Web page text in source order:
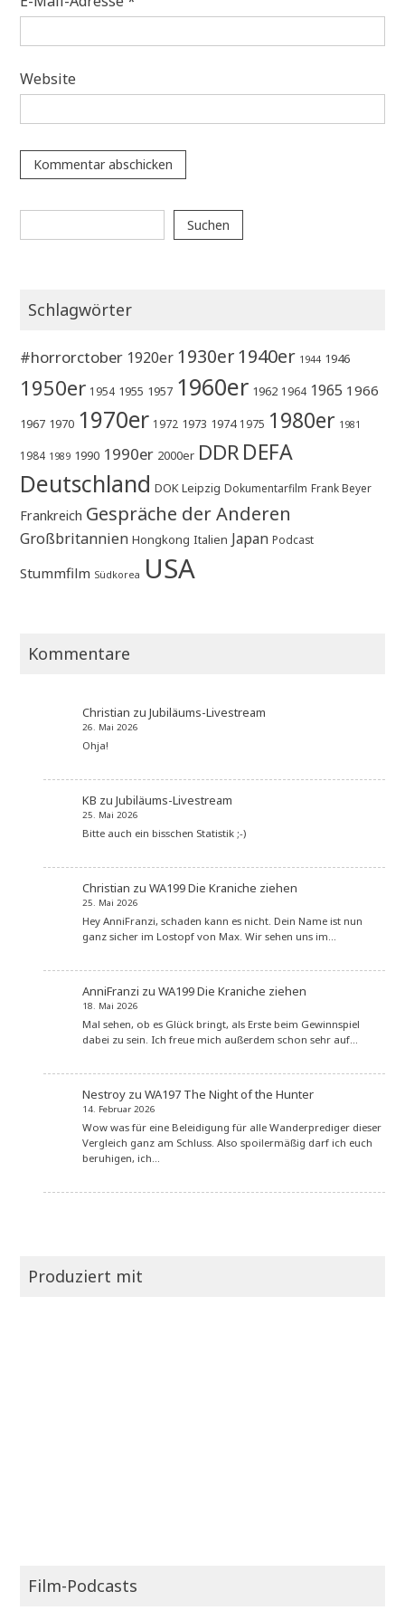
Website
Suchen
Suchen
Schlagwörter
#horrorctober 1920er 1930er1940er 1944 1946
1950er 1954 1955 1957 1960er 1962 1964 1965 1966
1967 1970 1970er 1972 1973 1974 1975 1980er 1981
1984 1989 1990 1990er 2000er DDR DEFA
Deutschland DOK Leipzig Dokumentarfilm Frank Beyer
Frankreich Gespräche der Anderen
Großbritannien Hongkong Italien Japan Podcast
Stummfilm Südkorea USA
Kommentare
Christian zu Jubiläums-Livestream
26. Mai 2026
Ohja!
KB zu Jubiläums-Livestream
25. Mai 2026
Bitte auch ein bisschen Statistik ;-)
Christian zu WA199 Die Kraniche ziehen
25. Mai 2026
Hey AnniFranzi, schaden kann es nicht. Dein Name ist nun
ganz sicher im Lostopf von Max. Wir sehen uns im…
AnniFranzi zu WA199 Die Kraniche ziehen
18. Mai 2026
Mal sehen, ob es Glück bringt, als Erste beim Gewinnspiel
dabei zu sein. Ich freue mich außerdem schon sehr auf…
Nestroyzu WA197 The Night of the Hunter
14. Februar 2026
Wow was für eine Beleidigung für alle Wanderprediger dieser
Vergleich ganz am Schluss. Also spoilermäßig darf ich euch
beruhigen, ich…
Produziert mit
Film-Podcasts